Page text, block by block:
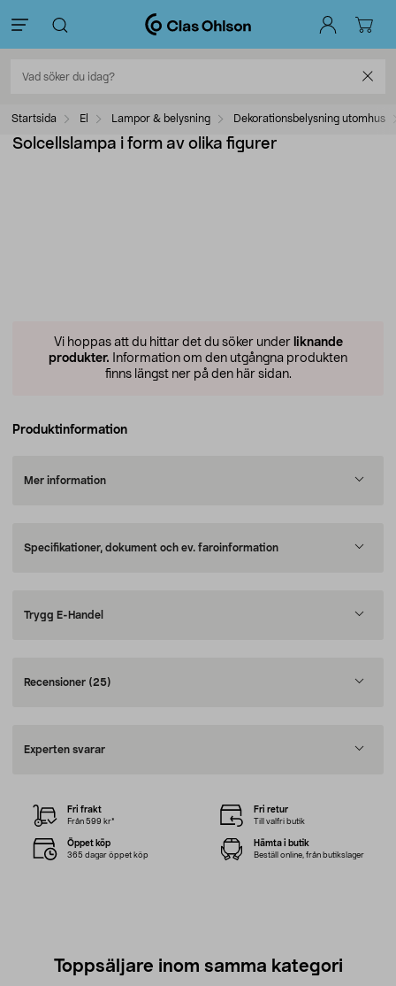
Startsida El Lampor & belysning Dekorationsbelysning utomhus
Solcellslampa i form av olika figurer
Vi hoppas att du hittar det du söker under liknande
produkter. Information om den utgångna produkten
finns längst ner på den här sidan.
Produktinformation
Mer information
Specifikationer, dokument och ev. faroinformation
Trygg E-Handel
Recensioner (25)
Experten svarar
Fri frakt
Från 599 kr*
Fri retur
Till valfri butik
Öppet köp
365 dagar öppet köp
Hämta i butik
Beställ online, från butikslager
Toppsäljare inom samma kategori